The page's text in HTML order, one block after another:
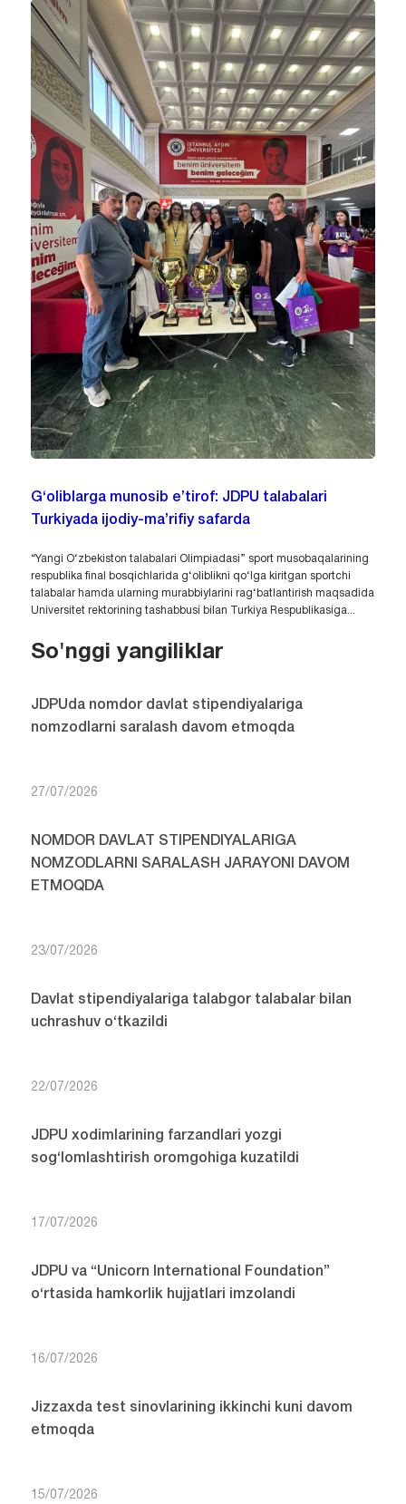
G‘oliblarga munosib e’tirof: JDPU talabalari
Turkiyada ijodiy-ma’rifiy safarda
“Yangi O‘zbekiston talabalari Olimpiadasi” sport musobaqalarining
respublika final bosqichlarida g‘oliblikni qo‘lga kiritgan sportchi
talabalar hamda ularning murabbiylarini rag‘batlantirish maqsadida
Universitet rektorining tashabbusi bilan Turkiya Respublikasiga...
So'nggi yangiliklar
JDPUda nomdor davlat stipendiyalariga
nomzodlarni saralash davom etmoqda
27/07/2026
NOMDOR DAVLAT STIPENDIYALARIGA
NOMZODLARNI SARALASH JARAYONI DAVOM
ETMOQDA
23/07/2026
Davlat stipendiyalariga talabgor talabalar bilan
uchrashuv o‘tkazildi
22/07/2026
JDPU xodimlarining farzandlari yozgi
sog‘lomlashtirish oromgohiga kuzatildi
17/07/2026
JDPU va “Unicorn International Foundation”
o‘rtasida hamkorlik hujjatlari imzolandi
16/07/2026
Jizzaxda test sinovlarining ikkinchi kuni davom
etmoqda
15/07/2026